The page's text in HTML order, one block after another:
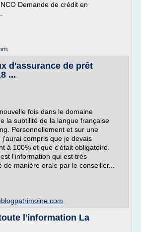
Demande de crédit en
d'assurance de prêt
...
fois dans le domaine
la subtilité de la langue française
Personnellement et sur une
j'aurai compris que je devais
à 100% et que c'était obligatoire.
l'information qui est très
manière orale par le conseiller...
l'information La